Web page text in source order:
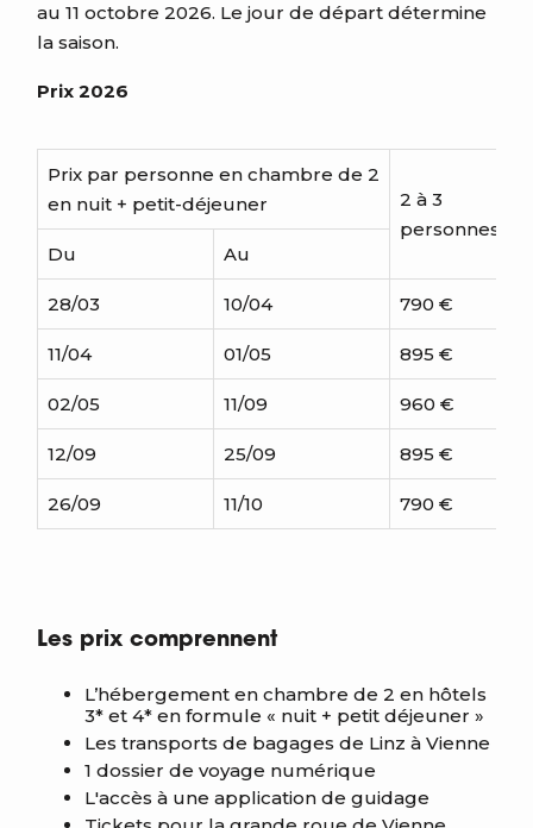
au 11 octobre 2026. Le jour de départ détermine
la saison.
Prix 2026
Prix par personne en chambre de 2
en nuit + petit-déjeuner
2 à 3
personnes
Du
Au
28/03 10/04 790 €
11/04 01/05 895 €
02/05 11/09 960 €
12/09 25/09 895 €
26/09 11/10 790 €
Les prix comprennent
L’hébergement en chambre de 2 en hôtels
3* et 4* en formule « nuit + petit déjeuner »
Les transports de bagages de Linz à Vienne
1 dossier de voyage numérique
L'accès à une application de guidage